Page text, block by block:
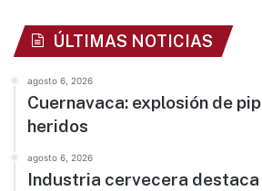
ÚLTIMAS NOTICIAS
agosto 6, 2026
Cuernavaca: explosión de
heridos
agosto 6, 2026
Industria cervecera